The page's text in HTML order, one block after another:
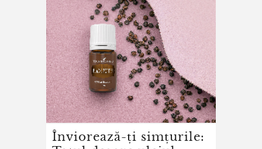
Înviorează-ți simțurile: